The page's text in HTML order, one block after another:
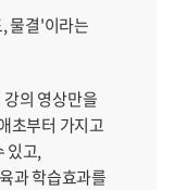
물결'이라는
의 영상만을
초부터 가지고
있고,
과 학습효과를